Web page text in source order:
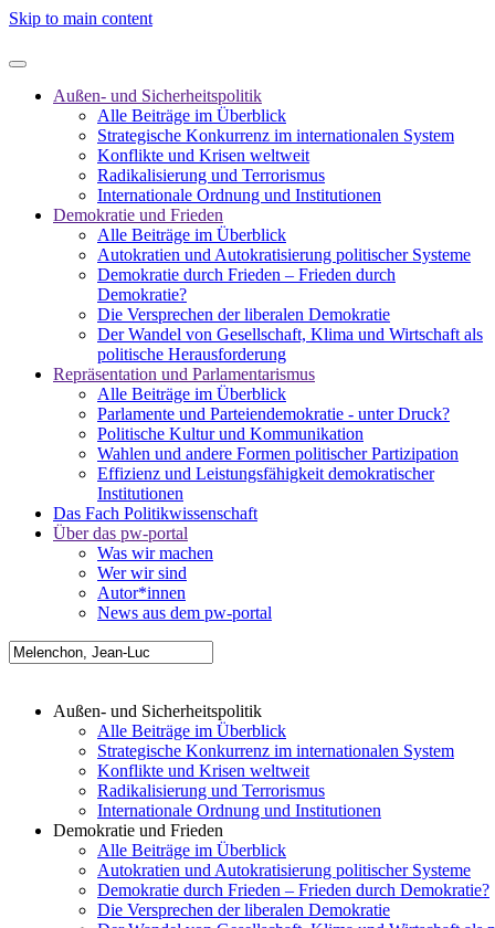
Skip to main content
Außen- und Sicherheitspolitik
Alle Beiträge im Überblick
Strategische Konkurrenz im internationalen System
Konflikte und Krisen weltweit
Radikalisierung und Terrorismus
Internationale Ordnung und Institutionen
Demokratie und Frieden
Alle Beiträge im Überblick
Autokratien und Autokratisierung politischer Systeme
Demokratie durch Frieden – Frieden durch
Demokratie?
Die Versprechen der liberalen Demokratie
Der Wandel von Gesellschaft, Klima und Wirtschaft als
politische Herausforderung
Repräsentation und Parlamentarismus
Alle Beiträge im Überblick
Parlamente und Parteiendemokratie - unter Druck?
Politische Kultur und Kommunikation
Wahlen und andere Formen politischer Partizipation
Effizienz und Leistungsfähigkeit demokratischer
Institutionen
Das Fach Politikwissenschaft
Über das pw-portal
Was wir machen
Wer wir sind
Autor*innen
News aus dem pw-portal
Außen- und Sicherheitspolitik
Alle Beiträge im Überblick
Strategische Konkurrenz im internationalen System
Konflikte und Krisen weltweit
Radikalisierung und Terrorismus
Internationale Ordnung und Institutionen
Demokratie und Frieden
Alle Beiträge im Überblick
Autokratien und Autokratisierung politischer Systeme
Demokratie durch Frieden – Frieden durch Demokratie?
Die Versprechen der liberalen Demokratie